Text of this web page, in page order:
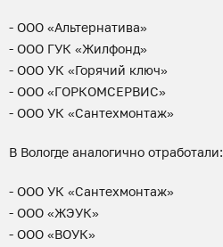
- ООО «Альтернатива»
- ООО ГУК «Жилфонд»
- ООО УК «Горячий ключ»
- ООО «ГОРКОМСЕРВИС»
- ООО УК «Сантехмонтаж»
В Вологде аналогично отработали:
- ООО УК «Сантехмонтаж»
- ООО «ЖЭУК»
- ООО «ВОУК»